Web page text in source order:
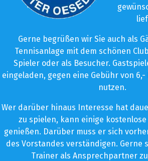
Gerne begrüßen wir Sie auch als
Tennisanlage mit dem schönen
Spieler oder als Besucher.
eingeladen, gegen eine Gebühr von
nutzen.
Wer darüber hinaus Interesse hat
zu spielen, kann einige
genießen. Darüber muss er sich
des Vorstandes verständigen. Gerne
Trainer als Ansprechpartner